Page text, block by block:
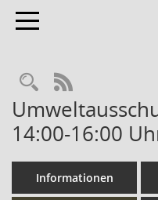
Toggle navigation
RSS-Feed
14:00-16:00
Informationen